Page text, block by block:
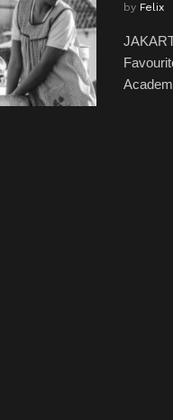
by Felix